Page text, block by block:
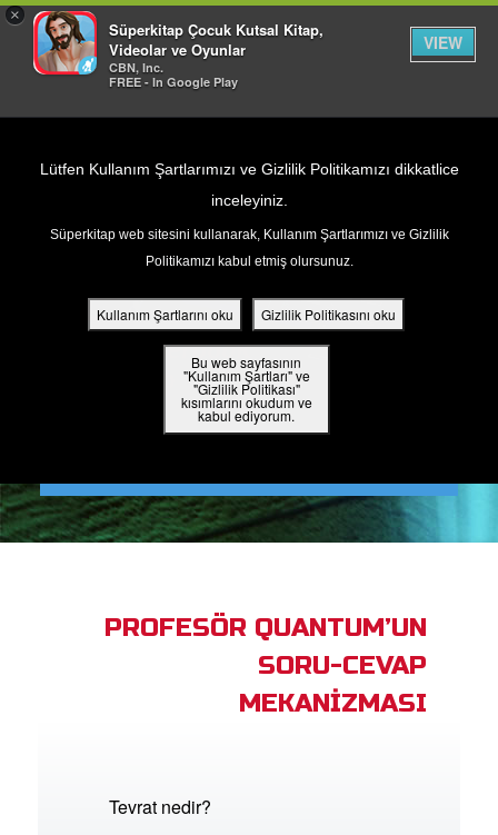
×
Süperkitap Çocuk Kutsal Kitap,
Videolar ve Oyunlar
CBN, Inc.
FREE - In Google Play
VIEW
Lütfen Kullanım Şartlarımızı ve Gizlilik Politikamızı dikkatlice
inceleyiniz.
Süperkitap web sitesini kullanarak, Kullanım Şartlarımızı ve Gizlilik
Politikamızı kabul etmiş olursunuz.
Kullanım Şartlarını oku Gizlilik Politikasını oku
Bu web sayfasının
"Kullanım Şartları" ve
"Gizlilik Politikası"
kısımlarını okudum ve
kabul ediyorum.
PROFESÖR QUANTUM’UN
SORU-CEVAP
MEKANİZMASI
Tevrat nedir?